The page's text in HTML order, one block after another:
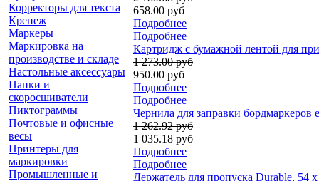
Корректоры для текста
Крепеж
Маркеры
Маркировка на
производстве и складе
Настольные аксессуары
Папки и
скоросшиватели
Пиктограммы
Почтовые и офисные
весы
Принтеры для
маркировки
Промышленные и
658.00 руб
Подробнее
Подробнее
Картридж с бумажной лентой для
1 273.00 руб
950.00 руб
Подробнее
Подробнее
Чернила для заправки
1 262.92 руб
1 035.18 руб
Подробнее
Подробнее
Держатель для пропуска Durable, 54